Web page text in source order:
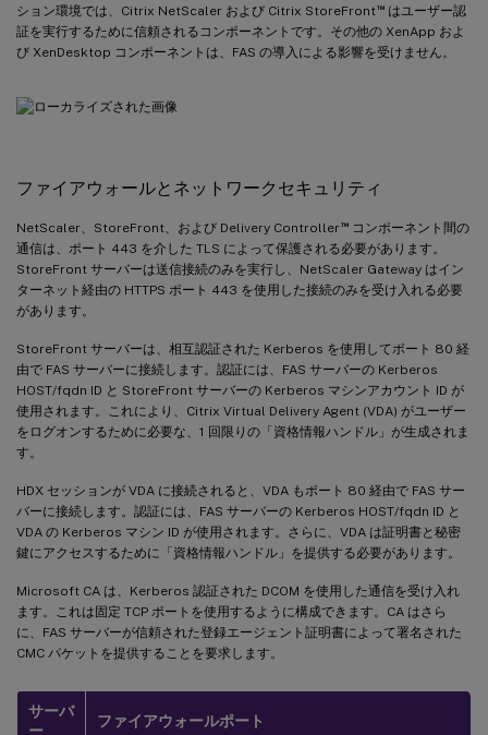
ション環境では、Citrix NetScaler および Citrix StoreFront™はユーザー認
証を実行するために信頼されるコンポーネントです。その他の XenApp およ
び XenDesktop コンポーネントは、FAS の導入による影響を受けません。
ファイアウォールとネットワークセキュリティ
NetScaler、StoreFront、および Delivery Controller™コンポーネント間の
通信は、ポート 443 を介した TLS によって保護される必要があります。
StoreFront サーバーは送信接続のみを実行し、NetScaler Gateway はイン
ターネット経由の HTTPS ポート 443 を使用した接続のみを受け入れる必要
があります。
StoreFront サーバーは、相互認証された Kerberos を使用してポート 80 経
由で FAS サーバーに接続します。認証には、FAS サーバーの Kerberos
HOST/fqdn ID と StoreFront サーバーの Kerberos マシンアカウント ID が
使用されます。これにより、Citrix Virtual Delivery Agent (VDA) がユーザー
をログオンするために必要な、1 回限りの「資格情報ハンドル」が生成されま
す。
HDX セッションが VDA に接続されると、VDA もポート 80 経由で FAS サー
バーに接続します。認証には、FAS サーバーの Kerberos HOST/fqdn ID と
VDA の Kerberos マシン ID が使用されます。さらに、VDA は証明書と秘密
鍵にアクセスするために「資格情報ハンドル」を提供する必要があります。
Microsoft CA は、Kerberos 認証された DCOM を使用した通信を受け入れ
ます。これは固定 TCP ポートを使用するように構成できます。CA はさら
に、FAS サーバーが信頼された登録エージェント証明書によって署名された
CMC パケットを提供することを要求します。
サーバ
ー
ファイアウォールポート